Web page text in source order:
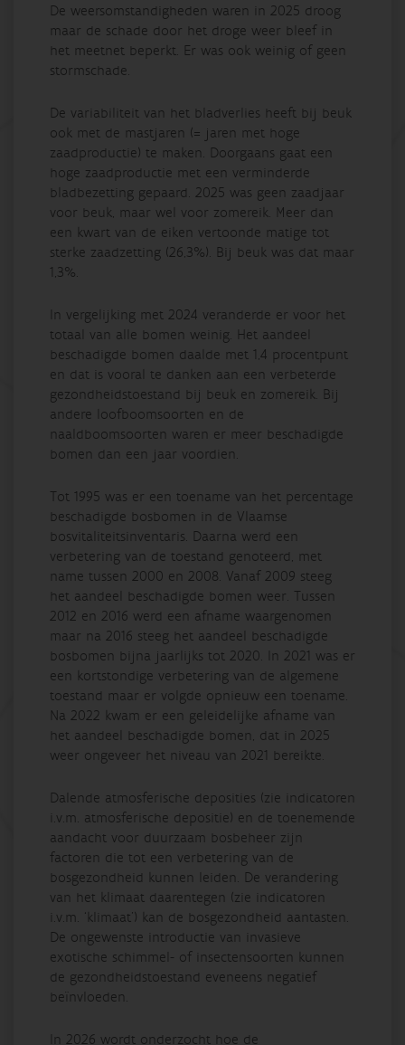
De weersomstandigheden waren in 2025 droog
maar de schade door het droge weer bleef in
het meetnet beperkt. Er was ook weinig of geen
stormschade.
De variabiliteit van het bladverlies heeft bij beuk
ook met de mastjaren (= jaren met hoge
zaadproductie) te maken. Doorgaans gaat een
hoge zaadproductie met een verminderde
bladbezetting gepaard. 2025 was geen zaadjaar
voor beuk, maar wel voor zomereik. Meer dan
een kwart van de eiken vertoonde matige tot
sterke zaadzetting (26,3%). Bij beuk was dat maar
1,3%.
In vergelijking met 2024 veranderde er voor het
totaal van alle bomen weinig. Het aandeel
beschadigde bomen daalde met 1,4 procentpunt
en dat is vooral te danken aan een verbeterde
gezondheidstoestand bij beuk en zomereik. Bij
andere loofboomsoorten en de
naaldboomsoorten waren er meer beschadigde
bomen dan een jaar voordien.
Tot 1995 was er een toename van het percentage
beschadigde bosbomen in de Vlaamse
bosvitaliteitsinventaris. Daarna werd een
verbetering van de toestand genoteerd, met
name tussen 2000 en 2008. Vanaf 2009 steeg
het aandeel beschadigde bomen weer. Tussen
2012 en 2016 werd een afname waargenomen
maar na 2016 steeg het aandeel beschadigde
bosbomen bijna jaarlijks tot 2020. In 2021 was er
een kortstondige verbetering van de algemene
toestand maar er volgde opnieuw een toename.
Na 2022 kwam er een geleidelijke afname van
het aandeel beschadigde bomen, dat in 2025
weer ongeveer het niveau van 2021 bereikte.
Dalende atmosferische deposities (zie indicatoren
i.v.m. atmosferische depositie) en de toenemende
aandacht voor duurzaam bosbeheer zijn
factoren die tot een verbetering van de
bosgezondheid kunnen leiden. De verandering
van het klimaat daarentegen (zie indicatoren
i.v.m. ‘klimaat’) kan de bosgezondheid aantasten.
De ongewenste introductie van invasieve
exotische schimmel- of insectensoorten kunnen
de gezondheidstoestand eveneens negatief
beïnvloeden.
In 2026 wordt onderzocht hoe de